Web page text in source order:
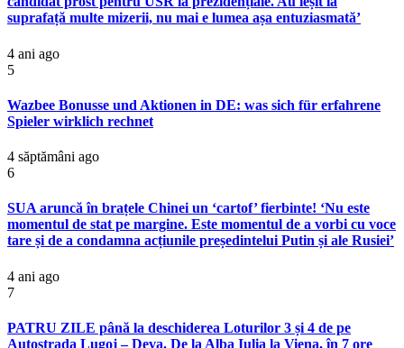
suprafață multe mizerii, nu mai e lumea așa entuziasmată’
4 ani ago
5
Wazbee Bonusse und Aktionen in DE: was sich für erfahrene
Spieler wirklich rechnet
4 săptămâni ago
6
SUA aruncă în brațele Chinei un ‘cartof’ fierbinte! ‘Nu este
momentul de stat pe margine. Este momentul de a vorbi cu voce
tare și de a condamna acțiunile președintelui Putin și ale Rusiei’
4 ani ago
7
PATRU ZILE până la deschiderea Loturilor 3 și 4 de pe
Autostrada Lugoj – Deva. De la Alba Iulia la Viena, în 7 ore